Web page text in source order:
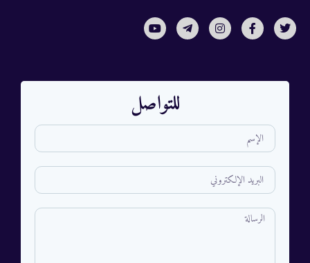
للتواصل